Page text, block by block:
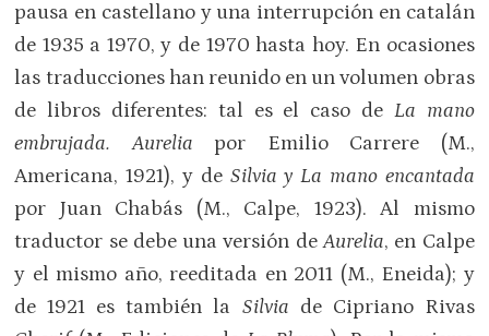
pausa en castellano y una interrupción en catalán
de 1935 a 1970, y de 1970 hasta hoy. En ocasiones
las traducciones han reunido en un volumen obras
de libros diferentes: tal es el caso de La mano
embrujada. Aurelia por Emilio Carrere (M.,
Americana, 1921), y de Silvia y La mano encantada
por Juan Chabás (M., Calpe, 1923). Al mismo
traductor se debe una versión deAurelia, en Calpe
y el mismo año, reeditada en 2011 (M., Eneida); y
de 1921 es también la Silvia de Cipriano Rivas